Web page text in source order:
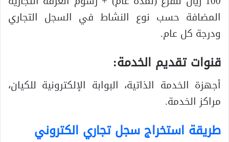
المضافة حسب نوع النشاط في السجل التجاري
ودرجة كل عام.
قنوات تقديم الخدمة:
أجهزة الخدمة الذاتية، البوابة الإلكترونية للكيان،
مراكز الخدمة.
طريقة استخراج سجل تجاري الكتروني